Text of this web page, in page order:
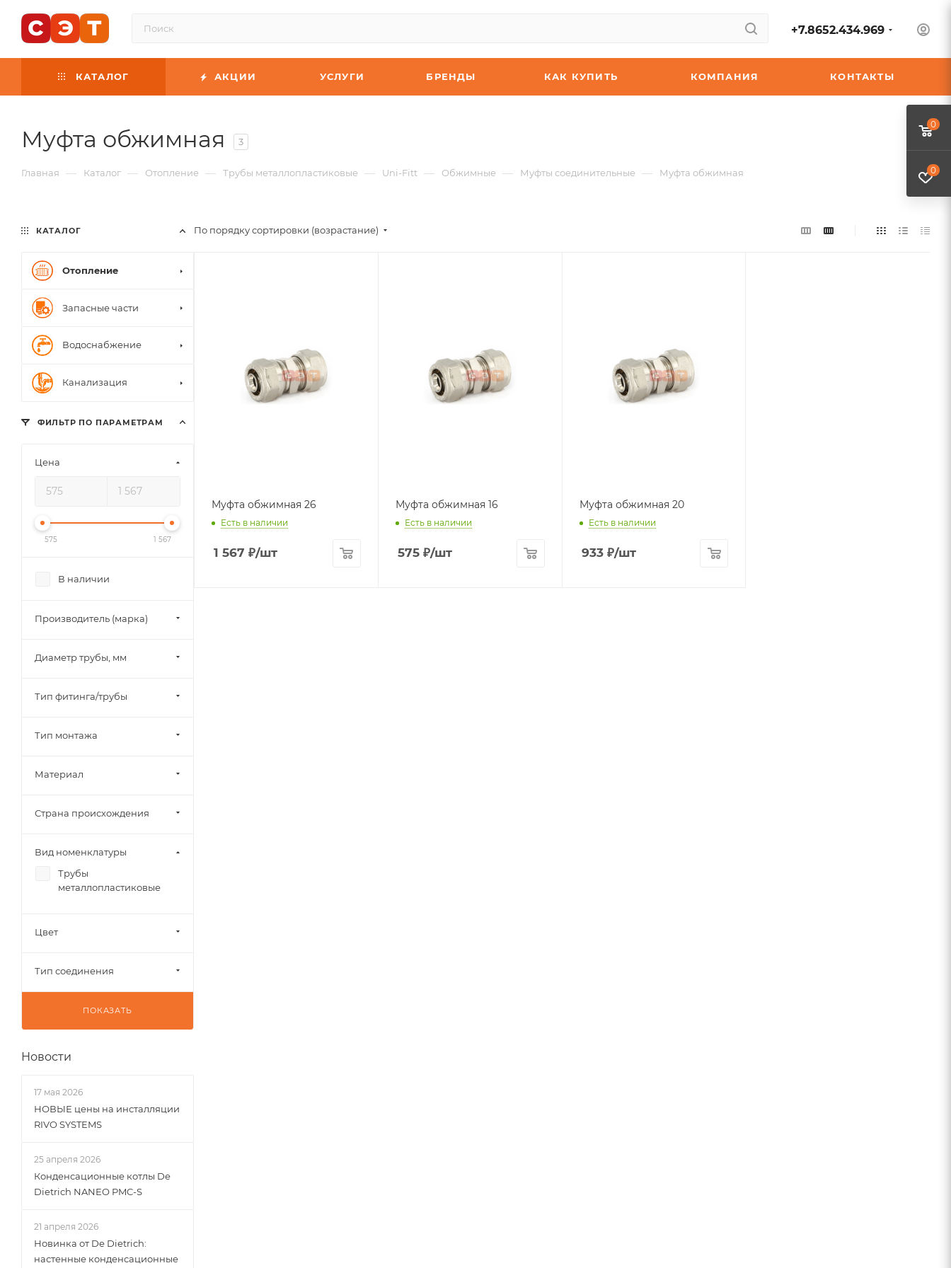
+7.8652.434.969
КАТАЛОГ АКЦИИ УСЛУГИ БРЕНДЫ КАК КУПИТЬ КОМПАНИЯ КОНТАКТЫ
Муфта обжимная 3
Главная — Каталог — Отопление — Трубы металлопластиковые — Uni-Fitt — Обжимные — Муфты соединительные — Муфта обжимная
По порядку сортировки (возрастание)
Муфта обжимная 26
Есть в наличии
1 567 ₽/шт
Муфта обжимная 16
Есть в наличии
575₽/шт
Муфта обжимная 20
Есть в наличии
933₽/шт
КАТАЛОГ
Отопление
Запасные части
Водоснабжение
Канализация
ФИЛЬТР ПО ПАРАМЕТРАМ
Цена
575 1 567
В наличии
Производитель (марка)
Диаметр трубы, мм
Тип фитинга/трубы
Тип монтажа
Материал
Страна происхождения
Вид номенклатуры
Трубы
металлопластиковые
Цвет
Тип соединения
ПОКАЗАТЬ
Новости
17 мая 2026
НОВЫЕ цены на инсталляции
RIVO SYSTEMS
25 апреля 2026
Конденсационные котлы De
Dietrich NANEO PMC-S
21 апреля 2026
Новинка от De Dietrich:
настенные конденсационные
0
0